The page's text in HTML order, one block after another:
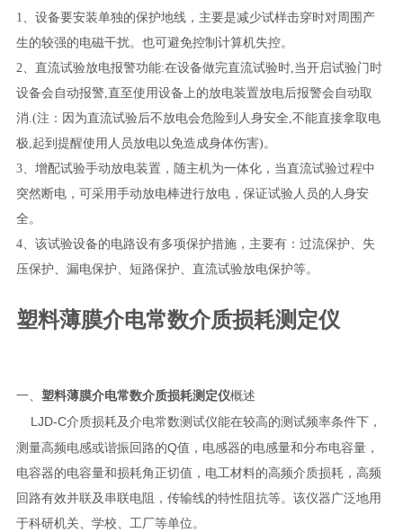
1、设备要安装单独的保护地线，主要是减少试样击穿时对周围产
生的较强的电磁干扰。也可避免控制计算机失控。
2、直流试验放电报警功能:在设备做完直流试验时,当开启试验门时
设备会自动报警,直至使用设备上的放电装置放电后报警会自动取
消.(注：因为直流试验后不放电会危险到人身安全,不能直接拿取电
极,起到提醒使用人员放电以免造成身体伤害)。
3、增配试验手动放电装置，随主机为一体化，当直流试验过程中
突然断电，可采用手动放电棒进行放电，保证试验人员的人身安
全。
4、该试验设备的电路设有多项保护措施，主要有：过流保护、失
压保护、漏电保护、短路保护、直流试验放电保护等。
塑料薄膜介电常数介质损耗测定仪
一、 塑料薄膜介电常数介质损耗测定仪概述
LJD-C介质损耗及介电常数测试仪能在较高的测试频率条件下，
测量高频电感或谐振回路的Q值，电感器的电感量和分布电容量，
电容器的电容量和损耗角正切值，电工材料的高频介质损耗，高频
回路有效并联及串联电阻，传输线的特性阻抗等。该仪器广泛地用
于科研机关、学校、工厂等单位。